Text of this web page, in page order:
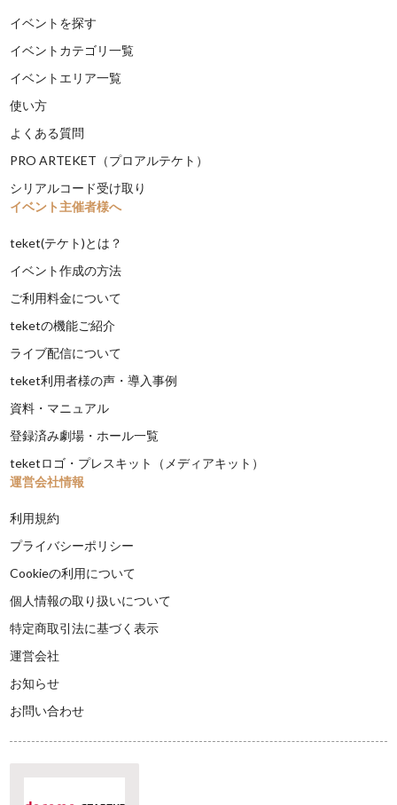
イベントを探す
イベントカテゴリ一覧
イベントエリア一覧
使い方
よくある質問
PRO ARTEKET（プロアルテケト）
シリアルコード受け取り
イベント主催者様へ
teket(テケト)とは？
イベント作成の方法
ご利用料金について
teketの機能ご紹介
ライブ配信について
teket利用者様の声・導入事例
資料・マニュアル
登録済み劇場・ホール一覧
teketロゴ・プレスキット（メディアキット）
運営会社情報
利用規約
プライバシーポリシー
Cookieの利用について
個人情報の取り扱いについて
特定商取引法に基づく表示
運営会社
お知らせ
お問い合わせ